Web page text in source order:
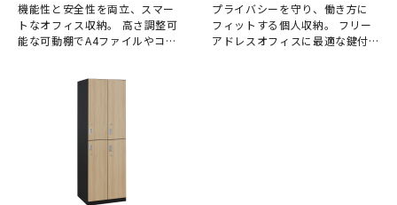
機能性と安全性を両立、スマー
トなオフィス収納。 高さ調整可
能な可動棚でA4ファイルやコピ
スチール書庫シリーズ。
プライバシーを守り、働き方に
フィットする個人収納。 フリー
アドレスオフィスに最適な鍵付